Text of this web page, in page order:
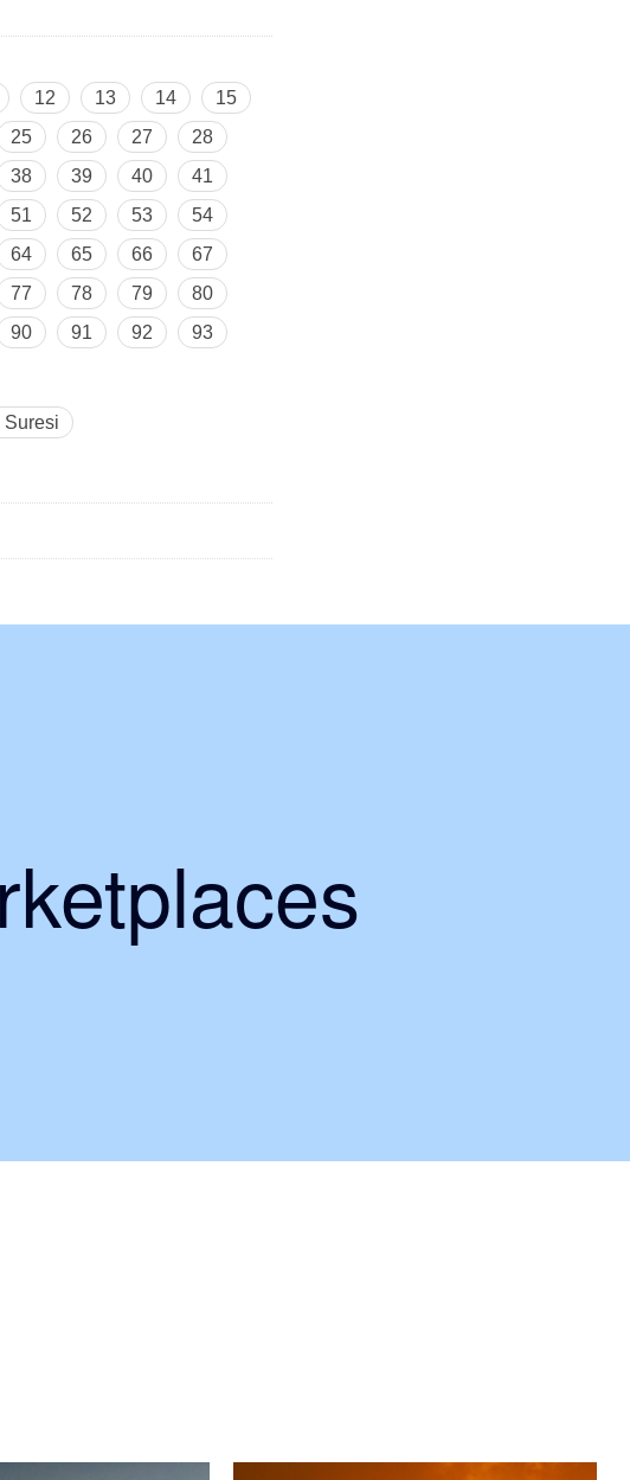
12 13 14
15
25 26 27
28
38 39 40
41
51 52 53
54
64 65 66
67
77 78 79
80
90 91 92
93
Suresi